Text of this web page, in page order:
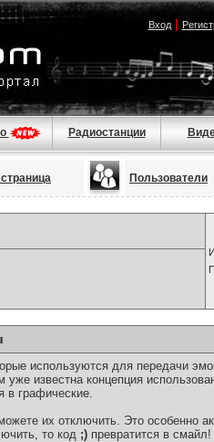
Вход|
Радиостанции
Пользователи
используются для передачи
уже известна концепция
в графические.
их отключить. Это особенно
то код ;) превратится в смайл!